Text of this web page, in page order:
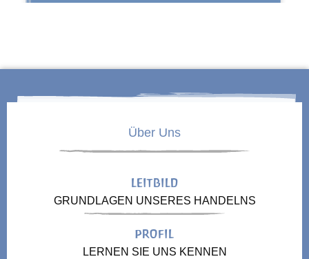
Über Uns
LEITBILD
GRUNDLAGEN UNSERES HANDELNS
PROFIL
LERNEN SIE UNS KENNEN